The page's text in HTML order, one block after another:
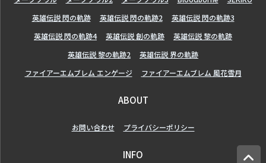
英雄伝説 閃の軌跡
英雄伝説 閃の軌跡2
英雄伝説 閃の軌跡3
英雄伝説 閃の軌跡4
英雄伝説 創の軌跡
英雄伝説 黎の軌跡
英雄伝説 黎の軌跡2
英雄伝説 界の軌跡
ファイアーエムブレム エンゲージ
ファイアーエムブレム 風花雪月
ABOUT
お問い合わせ プライバシーポリシー
INFO